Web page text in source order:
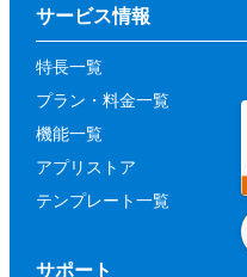
サービス情報
特長一覧
プラン・料金一覧
機能一覧
アプリストア
テンプレート一覧
サポート